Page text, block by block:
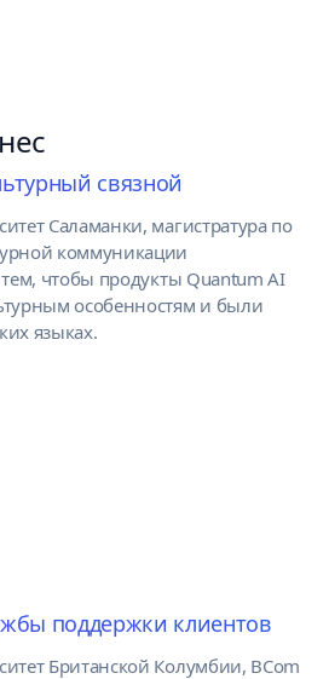
связной
Саламанки, магистратура по
коммуникации
чтобы продукты Quantum AI
особенностям и были
языках.
поддержки клиентов
Британской Колумбии, BCom